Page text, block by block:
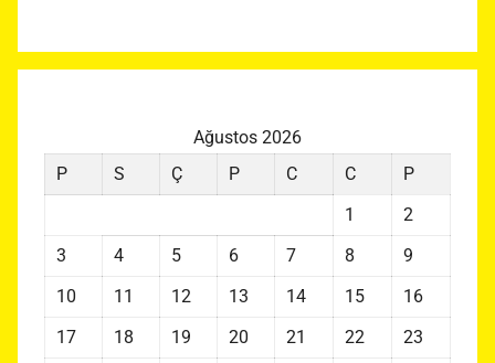
Ağustos 2026
P
S Ç P C C
P
1
2
3
4 5 6 7 8
9
10
11 12 13 14 15
16
17
18 19 20 21 22
23